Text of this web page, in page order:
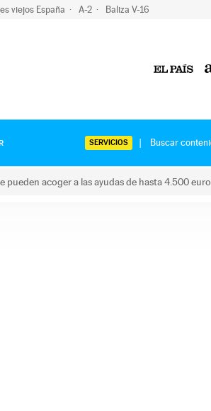
viejos España A-2 Baliza V-16
SERVICIOS
acoger a las ayudas de hasta 4.500 euro